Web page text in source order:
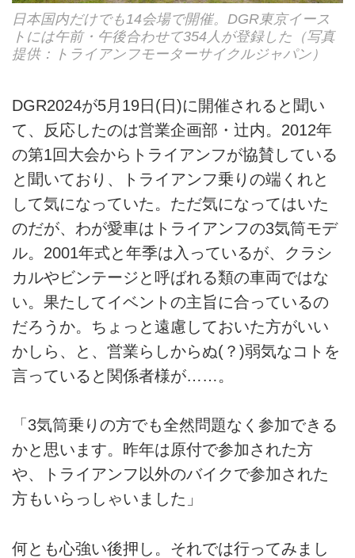
日本国内だけでも14会場で開催。DGR東京イース
トには午前・午後合わせて354人が登録した（写真
提供：トライアンフモーターサイクルジャパン）
DGR2024が5月19日(日)に開催されると聞い
て、反応したのは営業企画部・辻内。2012年
の第1回大会からトライアンフが協賛している
と聞いており、トライアンフ乗りの端くれと
して気になっていた。ただ気になってはいた
のだが、わが愛車はトライアンフの3気筒モデ
ル。2001年式と年季は入っているが、クラシ
カルやビンテージと呼ばれる類の車両ではな
い。果たしてイベントの主旨に合っているの
だろうか。ちょっと遠慮しておいた方がいい
かしら、と、営業らしからぬ(？)弱気なコトを
言っていると関係者様が……。
「3気筒乗りの方でも全然問題なく参加できる
かと思います。昨年は原付で参加された方
や、トライアンフ以外のバイクで参加された
方もいらっしゃいました」
何とも心強い後押し。それでは行ってみまし